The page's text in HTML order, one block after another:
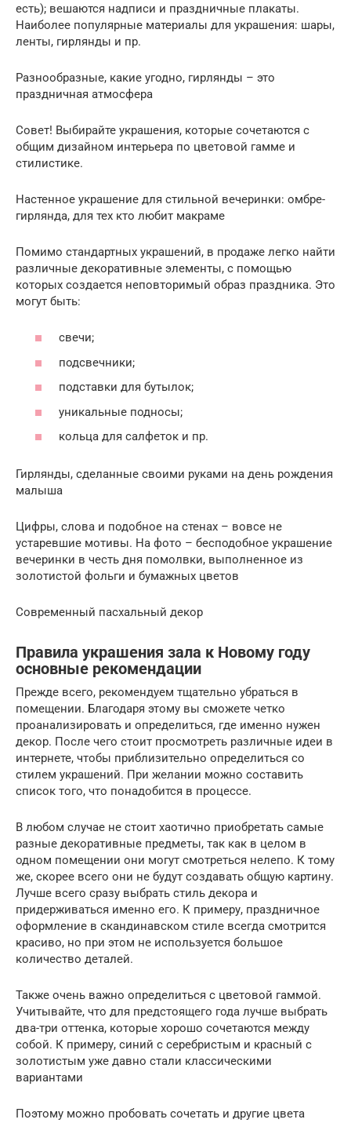
есть); вешаются надписи и праздничные плакаты.
Наиболее популярные материалы для украшения: шары,
ленты, гирлянды и пр.
Разнообразные, какие угодно, гирлянды – это
праздничная атмосфера
Совет! Выбирайте украшения, которые сочетаются с
общим дизайном интерьера по цветовой гамме и
стилистике.
Настенное украшение для стильной вечеринки: омбре-
гирлянда, для тех кто любит макраме
Помимо стандартных украшений, в продаже легко найти
различные декоративные элементы, с помощью
которых создается неповторимый образ праздника. Это
могут быть:
свечи;
подсвечники;
подставки для бутылок;
уникальные подносы;
кольца для салфеток и пр.
Гирлянды, сделанные своими руками на день рождения
малыша
Цифры, слова и подобное на стенах – вовсе не
устаревшие мотивы. На фото – бесподобное украшение
вечеринки в честь дня помолвки, выполненное из
золотистой фольги и бумажных цветов
Современный пасхальный декор
Правила украшения зала к Новому году
основные рекомендации
Прежде всего, рекомендуем тщательно убраться в
помещении. Благодаря этому вы сможете четко
проанализировать и определиться, где именно нужен
декор. После чего стоит просмотреть различные идеи в
интернете, чтобы приблизительно определиться со
стилем украшений. При желании можно составить
список того, что понадобится в процессе.
В любом случае не стоит хаотично приобретать самые
разные декоративные предметы, так как в целом в
одном помещении они могут смотреться нелепо. К тому
же, скорее всего они не будут создавать общую картину.
Лучше всего сразу выбрать стиль декора и
придерживаться именно его. К примеру, праздничное
оформление в скандинавском стиле всегда смотрится
красиво, но при этом не используется большое
количество деталей.
Также очень важно определиться с цветовой гаммой.
Учитывайте, что для предстоящего года лучше выбрать
два-три оттенка, которые хорошо сочетаются между
собой. К примеру, синий с серебристым и красный с
золотистым уже давно стали классическими
вариантами
Поэтому можно пробовать сочетать и другие цвета